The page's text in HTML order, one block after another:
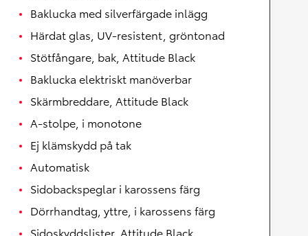
Baklucka med silverfärgade inlägg
Härdat glas, UV-resistent, gröntonad
Stötfångare, bak, Attitude Black
Baklucka elektriskt manöverbar
Skärmbreddare, Attitude Black
A-stolpe, i monotone
Ej klämskydd på tak
Automatisk
Sidobackspeglar i karossens färg
Dörrhandtag, yttre, i karossens färg
Sidoskyddslister, Attitude Black